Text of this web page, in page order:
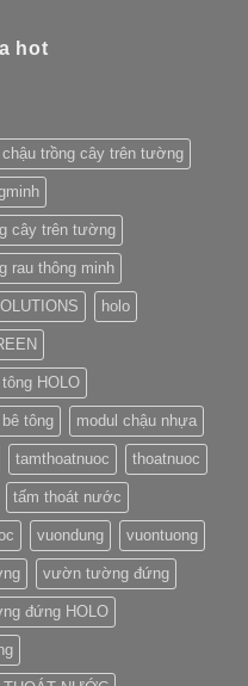
hot
chậu trồng cây trên tường
cây trên tường
rau thông minh
holo
HOLO
tông modul chậu nhựa
tamthoatnuoc thoatnuoc
tấm thoát nước
vuondung vuontuong
vườn tường đứng
đứng HOLO